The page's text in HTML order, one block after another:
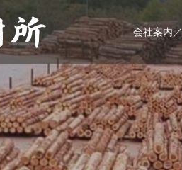
会社案内／